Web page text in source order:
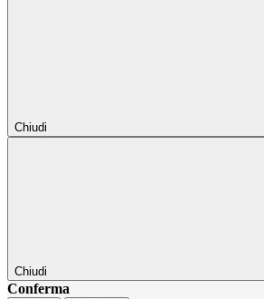
Chiudi
Chiudi
Conferma